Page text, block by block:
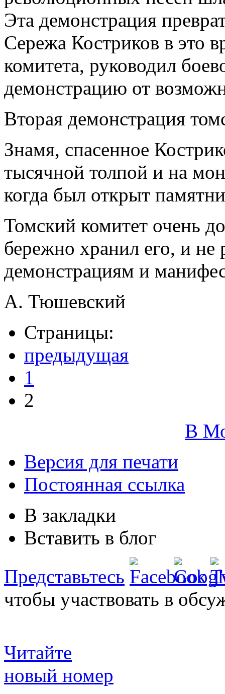
Эта демонстрация
Сережа Костриков в это
комитета, руководил
демонстрацию от
Вторая демонстрация
Знамя, спасенное
тысячной толпой и на
когда был открыт
Томский комитет очень
бережно хранил его, и не
демонстрациям и
А. Тюшевский
Страницы:
предыдущая
1
2
В
Версия для печати
Постоянная ссылка
В закладки
Вставить в блог
Представьтесь
чтобы участвовать в
Читайте
новый номер